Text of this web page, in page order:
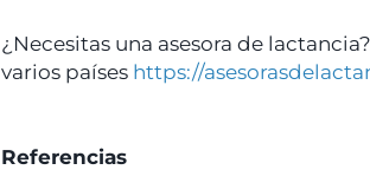
¿Necesitas una asesora de
varios países https://
Referencias